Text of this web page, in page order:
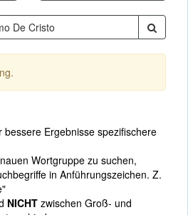
bessere Ergebnisse spezifischere
Wortgruppe zu suchen,
in Anführungszeichen. Z.
NICHT zwischen Groß- und